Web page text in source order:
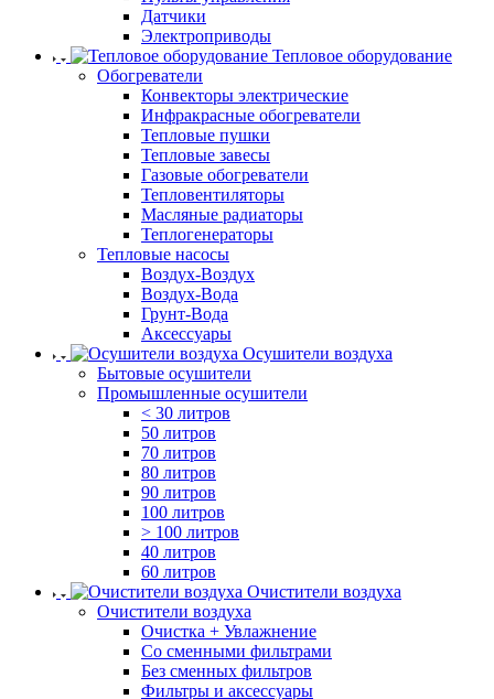
Датчики
Электроприводы
Тепловое оборудование
Обогреватели
Конвекторы электрические
Инфракрасные обогреватели
Тепловые пушки
Тепловые завесы
Газовые обогреватели
Тепловентиляторы
Масляные радиаторы
Теплогенераторы
Тепловые насосы
Воздух-Воздух
Воздух-Вода
Грунт-Вода
Аксессуары
Осушители воздуха
Бытовые осушители
Промышленные осушители
< 30 литров
50 литров
70 литров
80 литров
90 литров
100 литров
> 100 литров
40 литров
60 литров
Очистители воздуха
Очистители воздуха
Очистка + Увлажнение
Cо сменными фильтрами
Без сменных фильтров
Фильтры и аксессуары